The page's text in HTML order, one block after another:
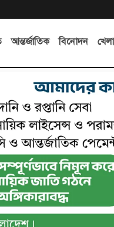
আন্তর্জাতিক বিনোদন